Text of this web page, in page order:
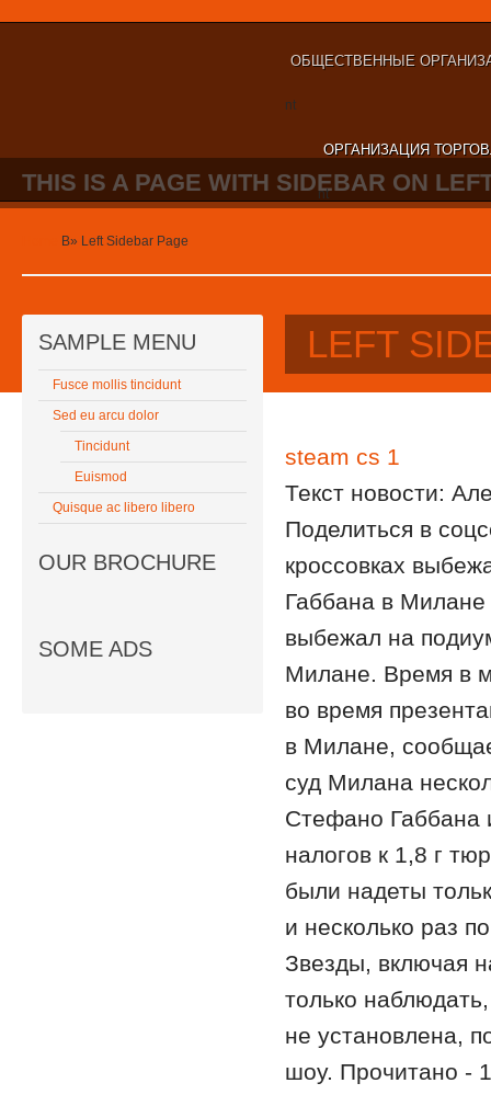
ОБЩЕСТВЕННЫЕ
nt
ОРГАНИЗАЦИЯ
nt
THIS IS A PAGE WITH SIDEBAR ON
В» Left Sidebar Page
SAMPLE MENU
Fusce mollis tincidunt
Sed eu arcu dolor
Tincidunt
Euismod
Quisque ac libero libero
OUR BROCHURE
SOME ADS
LEFT
steam cs 1
Текст новости:
Поделиться в
кроссовках
Габбана в
выбежал на
Милане. Время в
во время
в Милане,
суд Милана
Стефано Габбана
налогов к 1,8 г
были надеты
и несколько раз
Звезды, включая
только
не установлена,
шоу. Прочитано -